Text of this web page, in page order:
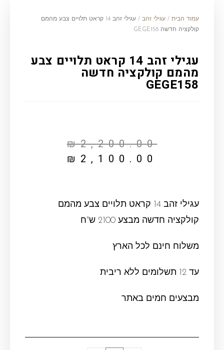
עמוד הבית / עגילי זהב
/ עגילי זהב 14 קראט תלויים צבע מהמם
קולקציה חדשה GEGE158
עגילי זהב 14 קראט תלויים צבע
מהמם קולקציה חדשה
GEGE158
₪2,200.00
₪ 2,100.00
עגילי זהב 14 קראט תלויים צבע מהמם
קולקציה חדשה מבצע 2100 ש"ח
משלוח חינם לכל הארץ
עד 12 תשלומים ללא ריבית
מבצעים חמים באתר